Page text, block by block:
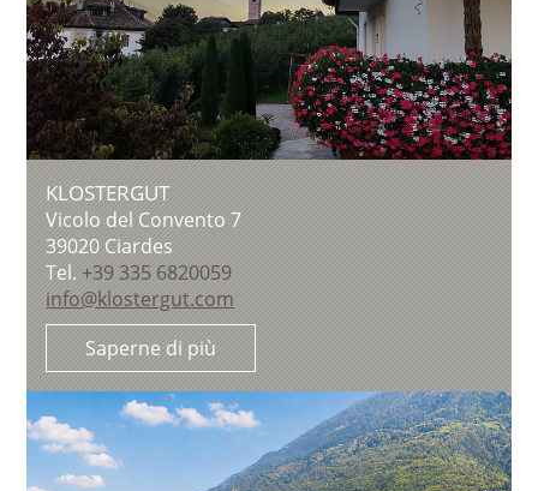
KLOSTERGUT
Vicolo del Convento 7
39020 Ciardes
Tel.+39 335 6820059
info@klostergut.com
Saperne di più